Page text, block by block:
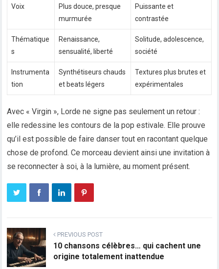
Voix
Plus douce, presque
murmurée
Puissante et
contrastée
Thématique
s
Renaissance,
sensualité, liberté
Solitude, adolescence,
société
Instrumenta
tion
Synthétiseurs chauds
et beats légers
Textures plus brutes et
expérimentales
Avec « Virgin », Lorde ne signe pas seulement un retour :
elle redessine les contours de la pop estivale. Elle prouve
qu’il est possible de faire danser tout en racontant quelque
chose de profond. Ce morceau devient ainsi une invitation à
se reconnecter à soi, à la lumière, au moment présent.
PREVIOUS POST
10 chansons célèbres… qui cachent une
origine totalement inattendue